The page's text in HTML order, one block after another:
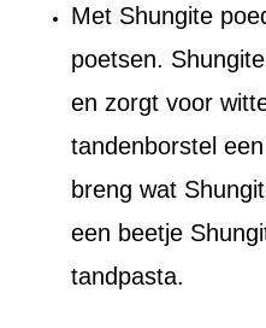
Met Shungite
poetsen.
en zorgt voor
tandenborstel
breng wat
een beetje
tandpasta.